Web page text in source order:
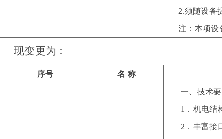
2.须随设备
注：本项设
现变更为：
序号 名 称
一、技术
1．机电结
2．丰富接